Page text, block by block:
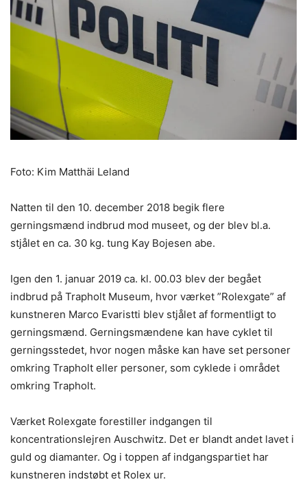
Foto: Kim Matthäi Leland
Natten til den 10. december 2018 begik flere
gerningsmænd indbrud mod museet, og der blev bl.a.
stjålet en ca. 30 kg. tung Kay Bojesen abe.
Igen den 1. januar 2019 ca. kl. 00.03 blev der begået
indbrud på Trapholt Museum, hvor værket ”Rolexgate” af
kunstneren Marco Evaristti blev stjålet af formentligt to
gerningsmænd. Gerningsmændene kan have cyklet til
gerningsstedet, hvor nogen måske kan have set personer
omkring Trapholt eller personer, som cyklede i området
omkring Trapholt.
Værket Rolexgate forestiller indgangen til
koncentrationslejren Auschwitz. Det er blandt andet lavet i
guld og diamanter. Og i toppen af indgangspartiet har
kunstneren indstøbt et Rolex ur.